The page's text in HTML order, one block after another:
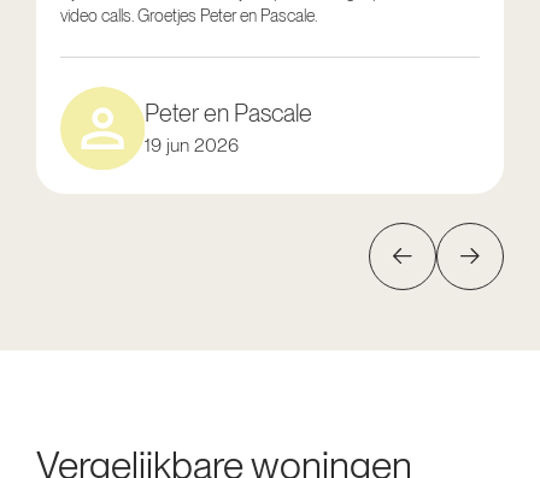
video calls. Groetjes Peter en Pascale.
Peter en Pascale
19 jun 2026
Vergelijkbare woningen